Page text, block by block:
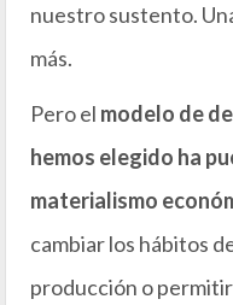
nuestro sustento.
más.
Pero el modelo de
hemos elegido ha
materialismo
cambiar los hábitos
producción o